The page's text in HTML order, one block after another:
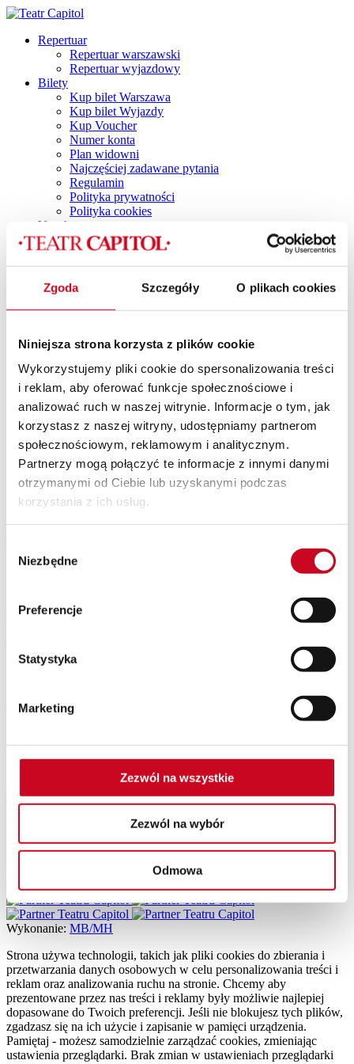
Zgoda Szczegóły O plikach cookies
Niniejsza strona korzysta z plików cookie
Wykorzystujemy pliki cookie do spersonalizowania treści
i reklam, aby oferować funkcje społecznościowe i
analizować ruch w naszej witrynie. Informacje o tym, jak
korzystasz z naszej witryny, udostępniamy partnerom
społecznościowym, reklamowym i analitycznym.
Partnerzy mogą połączyć te informacje z innymi danymi
otrzymanymi od Ciebie lub uzyskanymi podczas
korzystania z ich usług.
zgody
Niezbędne
Preferencje
Statystyka
Marketing
Zezwól na wszystkie
Zezwól na wybór
Odmowa
Repertuar
Repertuar warszawski
Repertuar wyjazdowy
Bilety
Kup bilet Warszawa
Kup bilet Wyjazdy
Kup Voucher
Numer konta
Plan widowni
Najczęściej zadawane pytania
Regulamin
Polityka prywatności
Polityka cookies
Vouchery
Spektakle
Spektakle dla dorosłych
Capitol by Night
DINNER SHOW
Dla dzieci i młodzieży
TANI PONIEDZIAŁEK
SPEKTAKLE Z POTAŃCÓWKĄ
SPEKTAKLE Z RETRO IMPREZKĄ
SPEKTAKLE Z WAKACYJNĄ POTAŃCÓWKĄ
Wyjazdy
Kontakt
O nas
Teatr Capitol
Klub Capitol
Impresariat
Akademia sceny musicalowej
Partnerzy
Eventy
Newsletter
Tomasz Obara
w P.W.S.T. im. L. Solskiego w Krakowie. Dyplom reżyserski
zdobył w Starym Teatrze w Krakowie. Zrealizował ponad 50
Teatrem Starym w Krakowie, Teatrem Bagatela, Teatrem Ludowym
i Teatrem STU, Teatrem im. Stefana Jaracza w Olsztynie, Teatrem
Współczesnym w Szczecinie, Teatrem im. S. Żeromskiego w
Jaracza w Łodzi, Teatrem Rozrywki w Chorzowie, Teatrem
Muzycznym w Gdyni, Teatrem Wybrzeże, Teatrem Nowym w
w Warszawie. W Teatrze Capitol wciela się w rolę dyrektora
Sandersa w spektaklu„Dajcie mi Tenora”.
Patroni Medialni Teatru
Wykonanie: MB/MH
Strona używa technologii, takich jak pliki cookies do zbierania i
przetwarzania danych osobowych w celu personalizowania treści i
reklam oraz analizowania ruchu na stronie. Chcemy aby
prezentowane przez nas treści i reklamy były możliwie najlepiej
dopasowane do Twoich preferencji. Jeśli nie blokujesz tych plików,
zgadzasz się na ich użycie i zapisanie w pamięci urządzenia.
Pamiętaj - możesz samodzielnie zarządzać cookies, zmieniając
ustawienia przeglądarki. Brak zmian w ustawieniach przeglądarki